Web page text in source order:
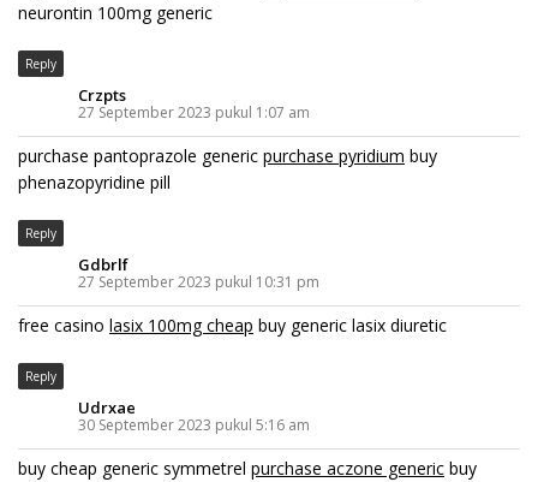
neurontin 100mg generic
Reply
Crzpts
27 September 2023 pukul 1:07 am
purchase pantoprazole generic purchase pyridium buy
phenazopyridine pill
Reply
Gdbrlf
27 September 2023 pukul 10:31 pm
free casino lasix 100mg cheap buy generic lasix diuretic
Reply
Udrxae
30 September 2023 pukul 5:16 am
buy cheap generic symmetrel purchase aczone generic buy